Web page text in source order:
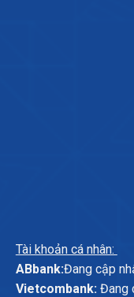
Tài khoản cá nhân:
ABbank:Đang cập
Vietcombank:Đang